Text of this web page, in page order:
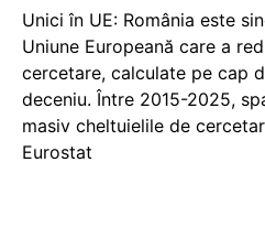
Unici în UE: România este
Uniune Europeană care a
cercetare, calculate pe cap
deceniu. Între 2015-2025,
masiv cheltuielile de
Eurostat